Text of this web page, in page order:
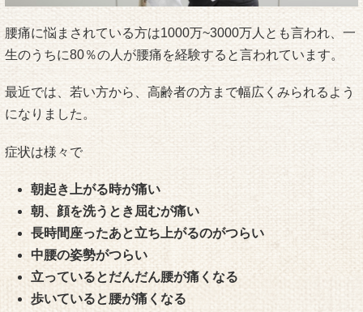
腰痛に悩まされている方は1000万~3000万人とも言われ、一
生のうちに80％の人が腰痛を経験すると言われています。
最近では、若い方から、高齢者の方まで幅広くみられるよう
になりました。
症状は様々で
朝起き上がる時が痛い
朝、顔を洗うとき屈むが痛い
長時間座ったあと立ち上がるのがつらい
中腰の姿勢がつらい
立っているとだんだん腰が痛くなる
歩いていると腰が痛くなる